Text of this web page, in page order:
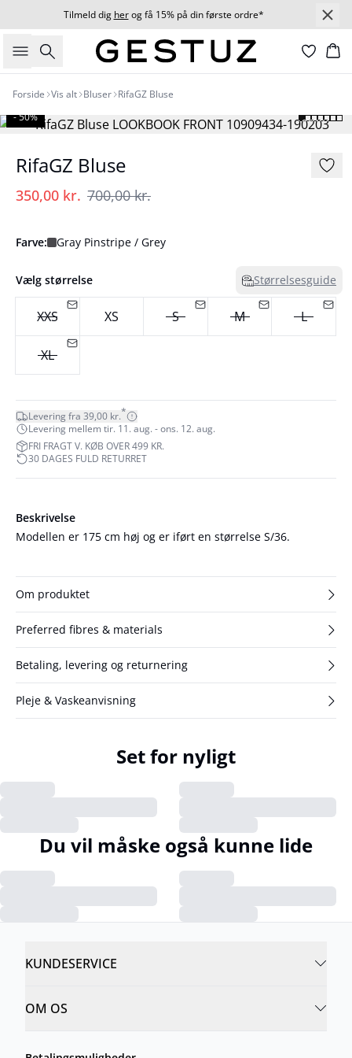
Tilmeld dig herog få 15% på din første ordre*
Søg
Forside Vis alt Bluser RifaGZ Bluse
- 50%
RifaGZ Bluse
350,00 kr. 700,00 kr.
Farve: Gray Pinstripe / Grey
Vælg størrelse Størrelsesguide
XXS XS S M L
XL
Levering fra 39,00 kr.*
Levering mellem tir. 11. aug. - ons. 12. aug.
FRI FRAGT V. KØB OVER 499 KR.
30 DAGES FULD RETURRET
Beskrivelse
Modellen er 175 cm høj og er iført en størrelse S/36.
Om produktet
Preferred fibres & materials
Betaling, levering og returnering
Pleje & Vaskeanvisning
Set for nyligt
Du vil måske også kunne lide
KUNDESERVICE
OM OS